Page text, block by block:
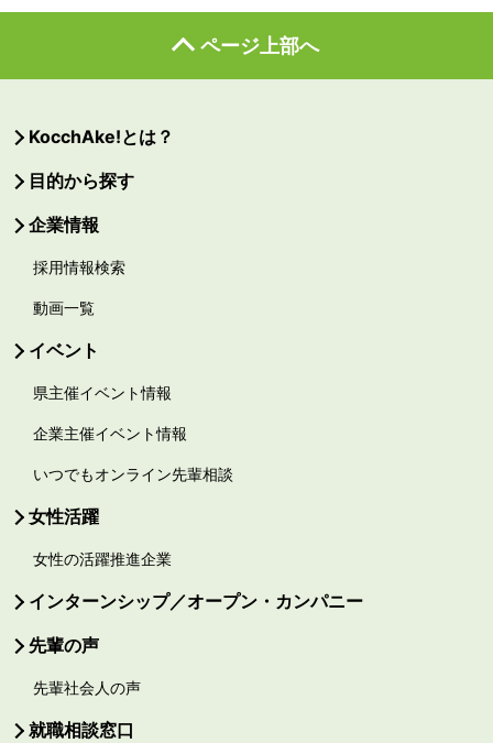
ページ上部へ
KocchAke!とは？
目的から探す
企業情報
採用情報検索
動画一覧
イベント
県主催イベント情報
企業主催イベント情報
いつでもオンライン先輩相談
女性活躍
女性の活躍推進企業
インターンシップ／オープン・カンパニー
先輩の声
先輩社会人の声
就職相談窓口